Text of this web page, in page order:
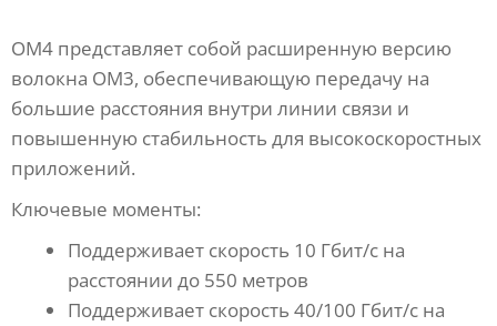
OM4 представляет собой расширенную версию
волокна OM3, обеспечивающую передачу на
большие расстояния внутри линии связи и
повышенную стабильность для высокоскоростных
приложений.
Ключевые моменты:
Поддерживает скорость 10 Гбит/с на
расстоянии до 550 метров
Поддерживает скорость 40/100 Гбит/с на